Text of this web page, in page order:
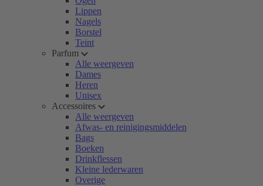
Lippen
Nagels
Borstel
Teint
Parfum
Alle weergeven
Dames
Heren
Unisex
Accessoires
Alle weergeven
Afwas- en reinigingsmiddelen
Bags
Boeken
Drinkflessen
Kleine lederwaren
Overige